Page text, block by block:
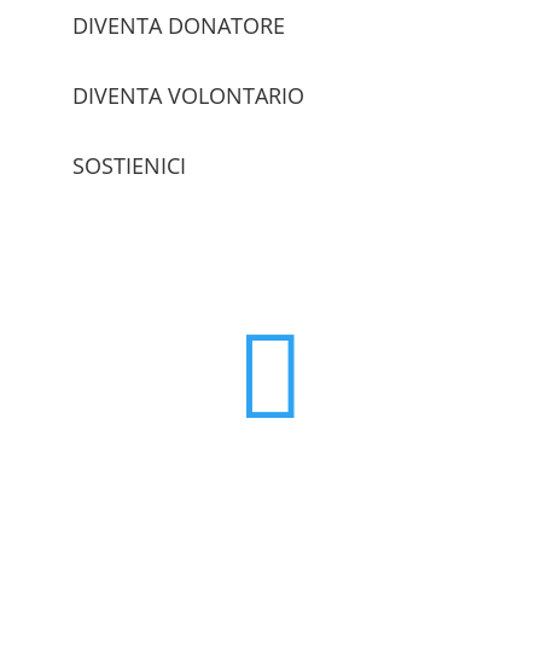
DIVENTA DONATORE
DIVENTA VOLONTARIO
SOSTIENICI
